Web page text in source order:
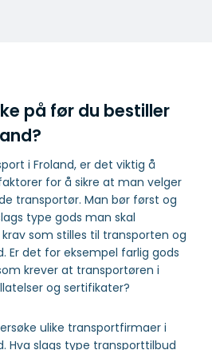
på før du bestiller
i Froland, er det viktig å
for å sikre at man velger
transportør. Man bør først og
type gods man skal
som stilles til transporten og
Er det for eksempel farlig gods
krever at transportøren i
og sertifikater?
ulike transportfirmaer i
Hva slags type transporttilbud